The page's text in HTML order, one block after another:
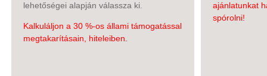
lehetőségei alapján válassza ki.
Kalkuláljon a 30 %-os állami támogatással
megtakarításain, hiteleiben.
ajánlatunkat
spórolni!